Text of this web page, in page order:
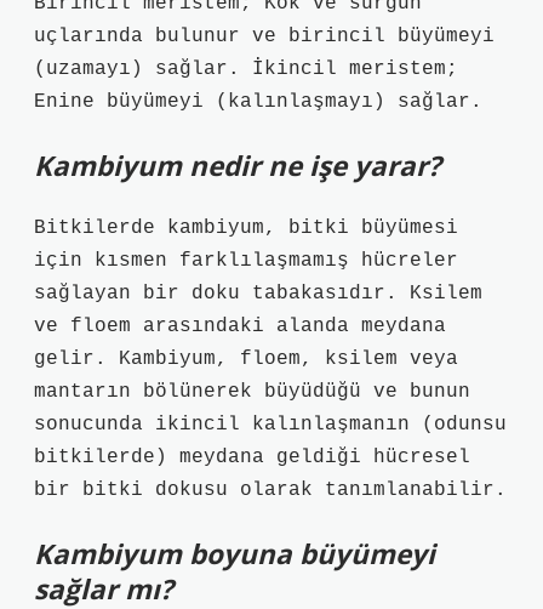
uçlarında bulunur ve birincil büyümeyi
(uzamayı) sağlar. İkincil meristem;
Enine büyümeyi (kalınlaşmayı) sağlar.
Kambiyum nedir ne işe yarar?
Bitkilerde kambiyum, bitki büyümesi
için kısmen farklılaşmamış hücreler
sağlayan bir doku tabakasıdır. Ksilem
ve floem arasındaki alanda meydana
gelir. Kambiyum, floem, ksilem veya
mantarın bölünerek büyüdüğü ve bunun
sonucunda ikincil kalınlaşmanın (odunsu
bitkilerde) meydana geldiği hücresel
bir bitki dokusu olarak tanımlanabilir.
Kambiyum boyuna büyümeyi
sağlar mı?